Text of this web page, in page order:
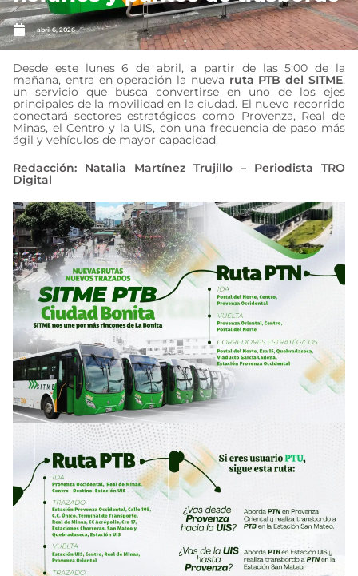
abril 6, 2026
Desde este lunes 6 de abril, a partir de las 5:00 de la
mañana, entra en operación la nueva ruta PTB del SITME,
un servicio que busca convertirse en uno de los ejes
principales de la movilidad en la ciudad. El nuevo recorrido
conectará sectores estratégicos como Provenza, Real de
Minas, el Centro y la UIS, con una frecuencia de paso más
ágil y vehículos de mayor capacidad.
Redacción: Natalia Martínez Trujillo – Periodista TRO
Digital